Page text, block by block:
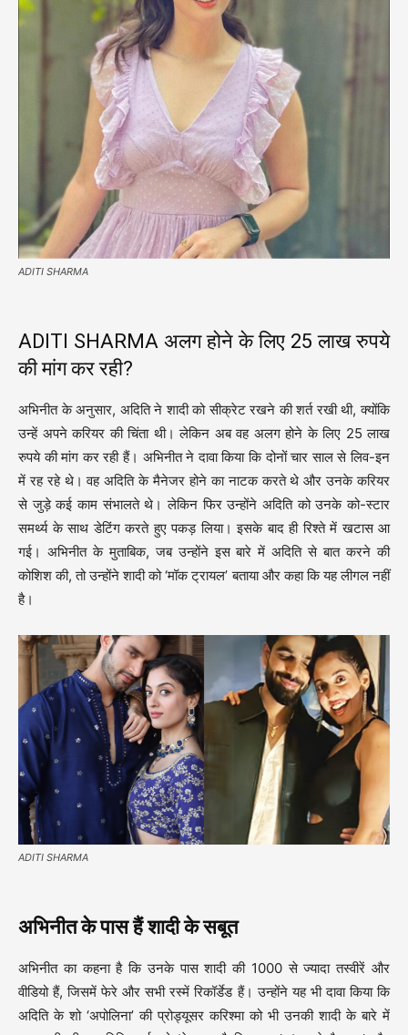
ADITI SHARMA
ADITI SHARMA अलग होने के लिए 25 लाख रुपये
की मांग कर रही?
अभिनीत के अनुसार, अदिति ने शादी को सीक्रेट रखने की शर्त रखी थी, क्योंकि
उन्हें अपने करियर की चिंता थी। लेकिन अब वह अलग होने के लिए 25 लाख
रुपये की मांग कर रही हैं। अभिनीत ने दावा किया कि दोनों चार साल से लिव-इन
में रह रहे थे। वह अदिति के मैनेजर होने का नाटक करते थे और उनके करियर
से जुड़े कई काम संभालते थे। लेकिन फिर उन्होंने अदिति को उनके को-स्टार
समर्थ्य के साथ डेटिंग करते हुए पकड़ लिया। इसके बाद ही रिश्ते में खटास आ
गई। अभिनीत के मुताबिक, जब उन्होंने इस बारे में अदिति से बात करने की
कोशिश की, तो उन्होंने शादी को ‘मॉक ट्रायल’ बताया और कहा कि यह लीगल नहीं
है।
ADITI SHARMA
अभिनीत के पास हैं शादी के सबूत
अभिनीत का कहना है कि उनके पास शादी की 1000 से ज्यादा तस्वीरें और
वीडियो हैं, जिसमें फेरे और सभी रस्में रिकॉर्डेड हैं। उन्होंने यह भी दावा किया कि
अदिति के शो ‘अपोलिना’ की प्रोड्यूसर करिश्मा को भी उनकी शादी के बारे में